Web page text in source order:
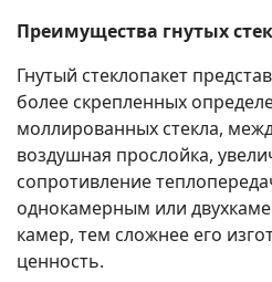
Преимущества гнутых
Гнутый стеклопакет
более скрепленных
моллированных стекла,
воздушная прослойка,
сопротивление
однокамерным или
камер, тем сложнее его
ценность.